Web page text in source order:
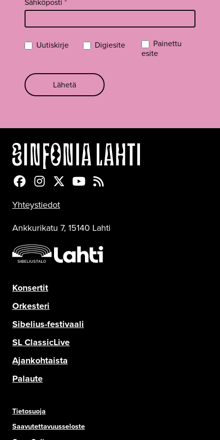
Uutiskirje Digiesite
Painettu
esite
Lähetä
Sinfonia Lahti Facebookissa
Sinfonia Lahti Instagramissa
Sinfonia Lahti Twitterissä
Sinfonia Lahti YouTubessa
Sinfonia Lahti RSS-feed
Yhteystiedot
Ankkurikatu 7, 15140 Lahti
Konsertit
Orkesteri
Sibelius-festivaali
SL ClassicLive
Ajankohtaista
Palaute
Tietosuoja
Saavutettavuusseloste